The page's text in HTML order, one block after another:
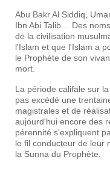
Abu Bakr Al Siddiq,
Ibn Abi Talib… Des
de la civilisation
l'Islam et que l'Islam a
le Prophète de son
mort.
La période califale sur
pas excédé une
magistrales et de
aujourd'hui encore des
pérennité s'expliquent
le fil conducteur de leur
la Sunna du Prophète.